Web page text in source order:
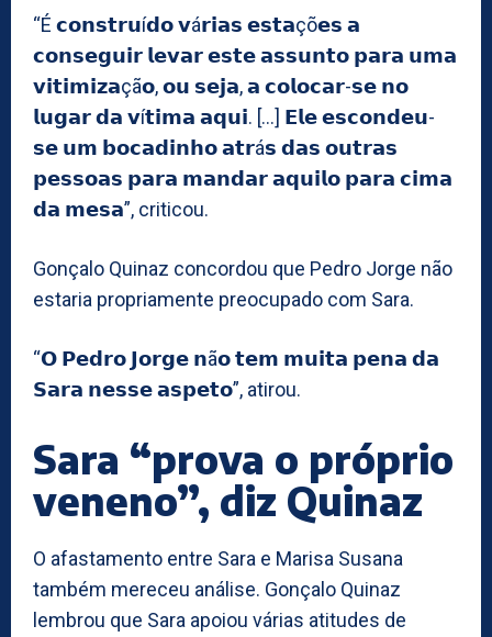
“É 𝗰𝗼𝗻𝘀𝘁𝗿𝘂í𝗱𝗼 𝘃á𝗿𝗶𝗮𝘀 𝗲𝘀𝘁𝗮çõ𝗲𝘀 𝗮
𝗰𝗼𝗻𝘀𝗲𝗴𝘂𝗶𝗿 𝗹𝗲𝘃𝗮𝗿 𝗲𝘀𝘁𝗲 𝗮𝘀𝘀𝘂𝗻𝘁𝗼 𝗽𝗮𝗿𝗮 𝘂𝗺𝗮
𝘃𝗶𝘁𝗶𝗺𝗶𝘇𝗮çã𝗼, 𝗼𝘂 𝘀𝗲𝗷𝗮, 𝗮 𝗰𝗼𝗹𝗼𝗰𝗮𝗿-𝘀𝗲 𝗻𝗼
𝗹𝘂𝗴𝗮𝗿 𝗱𝗮 𝘃í𝘁𝗶𝗺𝗮 𝗮𝗾𝘂𝗶. […] 𝗘𝗹𝗲 𝗲𝘀𝗰𝗼𝗻𝗱𝗲𝘂-
𝘀𝗲 𝘂𝗺 𝗯𝗼𝗰𝗮𝗱𝗶𝗻𝗵𝗼 𝗮𝘁𝗿á𝘀 𝗱𝗮𝘀 𝗼𝘂𝘁𝗿𝗮𝘀
𝗽𝗲𝘀𝘀𝗼𝗮𝘀 𝗽𝗮𝗿𝗮 𝗺𝗮𝗻𝗱𝗮𝗿 𝗮𝗾𝘂𝗶𝗹𝗼 𝗽𝗮𝗿𝗮 𝗰𝗶𝗺𝗮
𝗱𝗮 𝗺𝗲𝘀𝗮”, criticou.
Gonçalo Quinaz concordou que Pedro Jorge não
estaria propriamente preocupado com Sara.
“𝗢 𝗣𝗲𝗱𝗿𝗼 𝗝𝗼𝗿𝗴𝗲 𝗻ã𝗼 𝘁𝗲𝗺 𝗺𝘂𝗶𝘁𝗮 𝗽𝗲𝗻𝗮 𝗱𝗮
𝗦𝗮𝗿𝗮 𝗻𝗲𝘀𝘀𝗲 𝗮𝘀𝗽𝗲𝘁𝗼”, atirou.
Sara “prova o próprio
veneno”, diz Quinaz
O afastamento entre Sara e Marisa Susana
também mereceu análise. Gonçalo Quinaz
lembrou que Sara apoiou várias atitudes de